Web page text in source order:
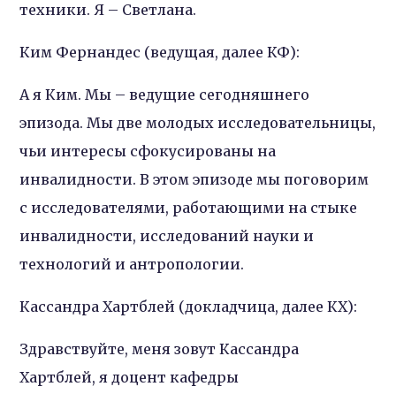
техники. Я – Светлана.
Ким Фернандес (ведущая, далее КФ):
А я Ким. Мы – ведущие сегодняшнего
эпизода. Мы две молодых исследовательницы,
чьи интересы сфокусированы на
инвалидности. В этом эпизоде мы поговорим
с исследователями, работающими на стыке
инвалидности, исследований науки и
технологий и антропологии.
Кассандра Хартблей (докладчица, далее КХ):
Здравствуйте, меня зовут Кассандра
Хартблей, я доцент кафедры